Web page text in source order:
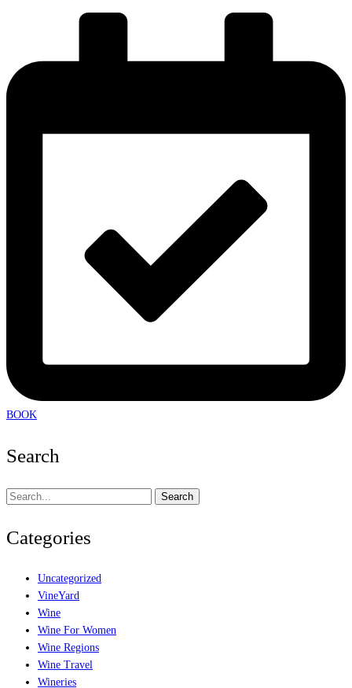
BOOK
Search
Search
Categories
Uncategorized
VineYard
Wine
Wine For Women
Wine Regions
Wine Travel
Wineries